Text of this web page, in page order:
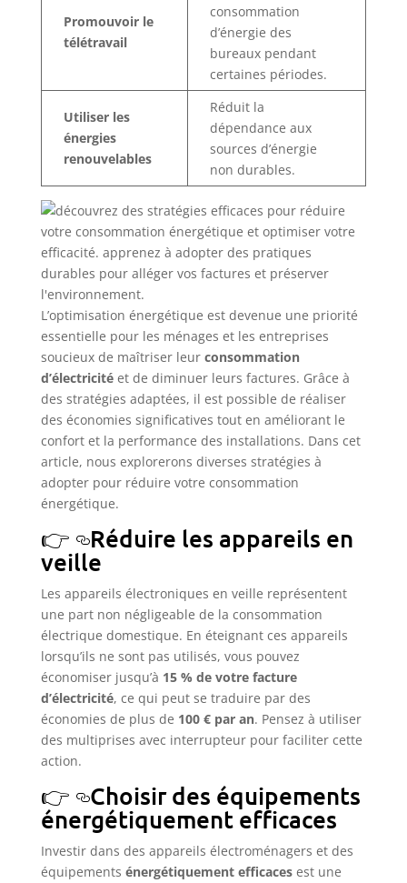
Promouvoir le
télétravail
consommation
d’énergie des
bureaux pendant
certaines périodes.
Utiliser les
énergies
renouvelables
Réduit la
dépendance aux
sources d’énergie
non durables.
L’optimisation énergétique est devenue une priorité
essentielle pour les ménages et les entreprises
soucieux de maîtriser leur consommation
d’électricitéet de diminuer leurs factures. Grâce à
des stratégies adaptées, il est possible de réaliser
des économies significatives tout en améliorant le
confort et la performance des installations. Dans cet
article, nous explorerons diverses stratégies à
adopter pour réduire votre consommation
énergétique.
Réduire les appareils en
veille
Les appareils électroniques en veille représentent
une part non négligeable de la consommation
électrique domestique. En éteignant ces appareils
lorsqu’ils ne sont pas utilisés, vous pouvez
économiser jusqu’à 15 % de votre facture
d’électricité, ce qui peut se traduire par des
économies de plus de 100 € par an. Pensez à utiliser
des multiprises avec interrupteur pour faciliter cette
action.
Choisir des équipements
énergétiquement efficaces
Investir dans des appareils électroménagers et des
équipements énergétiquement efficacesest une